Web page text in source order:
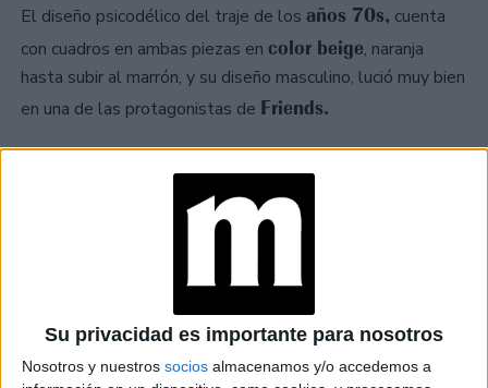
Su privacidad es importante para nosotros
Nosotros y nuestros socios almacenamos y/o accedemos a
El diseño psicodélico del traje de los años 70s, cuenta
con cuadros en ambas piezas en color beige, naranja
hasta subir al marrón, y su diseño masculino, lució muy bien
en una de las protagonistas de Friends.